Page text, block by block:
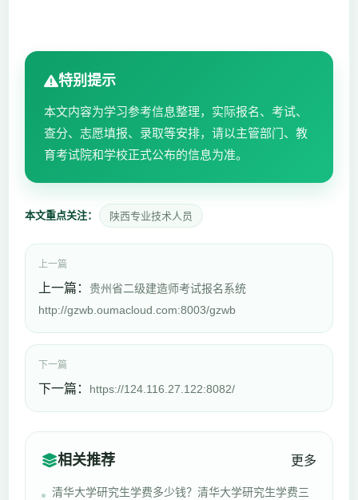
特别提示
本文内容为学习参考信息整理，实际报名、考试、
查分、志愿填报、录取等安排，请以主管部门、教
育考试院和学校正式公布的信息为准。
本文重点关注： 陕西专业技术人员
上一篇
上一篇： 贵州省二级建造师考试报名系统
http://gzwb.oumacloud.com:8003/gzwb
下一篇
下一篇： https://124.116.27.122:8082/
相关推荐 更多
清华大学研究生学费多少钱？清华大学研究生学费三